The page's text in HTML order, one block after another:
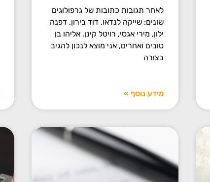
לאחר תגובות כתובות של גרפולוגים
שונים: שייקה לנדאו, דוד בירון, דפנה
ילון, מירי אגסי, רויטל קינן, אליהו בן
טובים ואחרים, אני מוצא לנכון להגיב
בצורה
מידע נוסף »